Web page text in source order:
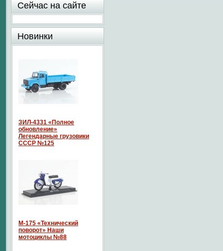
Сейчас на сайте
Новинки
ЗИЛ-4331 «Полное
обновление»
Легендарные грузовики
СССР №125
М-175 «Технический
поворот» Наши
мотоциклы №88